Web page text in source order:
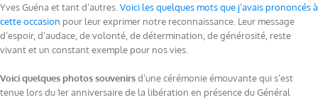
Yves Guéna et tant d’autres. Voici les quelques mots que j’avais prononcés à
cette occasion pour leur exprimer notre reconnaissance. Leur message
d’espoir, d’audace, de volonté, de détermination, de générosité, reste
vivant et un constant exemple pour nos vies.
Voici quelques photos souvenirsd’une cérémonie émouvante qui s’est
tenue lors du 1er anniversaire de la libération en présence du Général